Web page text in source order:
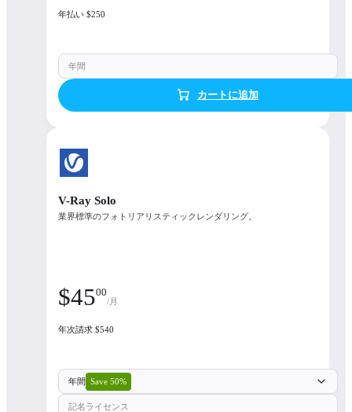
ティング ライセン
Open details
年払い $250
年間
カートに追加
V-Ray Solo
業界標準のフォトリアリスティックレンダリング。
$4500
/月
年次請求 $540
年間 Save 50%
記名ライセンス